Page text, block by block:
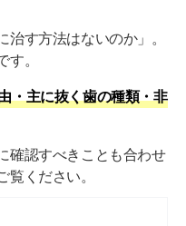
治す方法はないのか」。
す。
・主に抜く歯の種類・非
確認すべきことも合わせ
覧ください。